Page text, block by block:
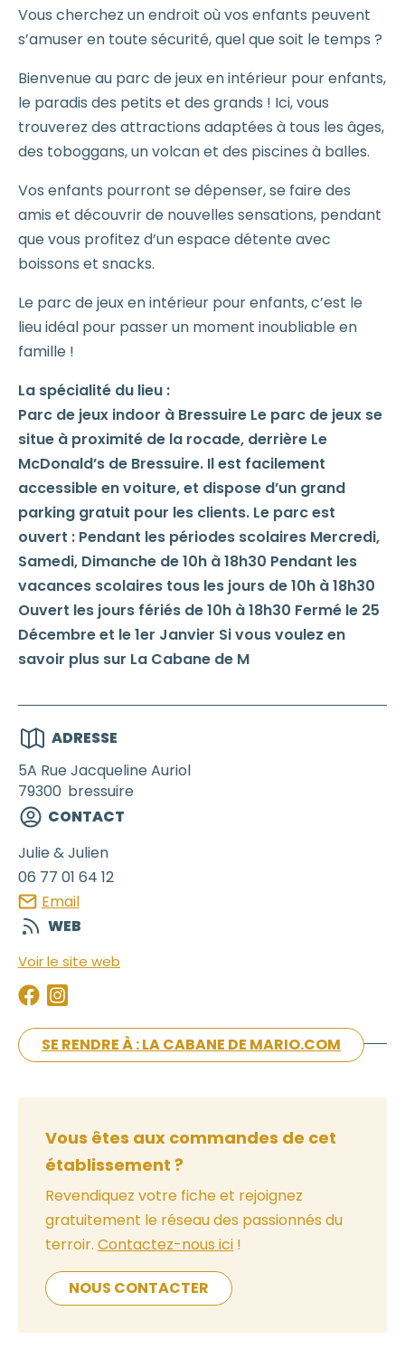
Vous cherchez un endroit où vos enfants peuvent
s’amuser en toute sécurité, quel que soit le temps ?
Bienvenue au parc de jeux en intérieur pour enfants,
le paradis des petits et des grands ! Ici, vous
trouverez des attractions adaptées à tous les âges,
des toboggans, un volcan et des piscines à balles.
Vos enfants pourront se dépenser, se faire des
amis et découvrir de nouvelles sensations, pendant
que vous profitez d’un espace détente avec
boissons et snacks.
Le parc de jeux en intérieur pour enfants, c’est le
lieu idéal pour passer un moment inoubliable en
famille !
La spécialité du lieu :
Parc de jeux indoor à Bressuire Le parc de jeux se
situe à proximité de la rocade, derrière Le
McDonald’s de Bressuire. Il est facilement
accessible en voiture, et dispose d’un grand
parking gratuit pour les clients. Le parc est
ouvert : Pendant les périodes scolaires Mercredi,
Samedi, Dimanche de 10h à 18h30 Pendant les
vacances scolaires tous les jours de 10h à 18h30
Ouvert les jours fériés de 10h à 18h30 Fermé le 25
Décembre et le 1er Janvier Si vous voulez en
savoir plus sur La Cabane de M
ADRESSE
5A Rue Jacqueline Auriol
79300 bressuire
CONTACT
Julie & Julien
06 77 01 64 12
Email
WEB
Voir le site web
SE RENDRE À : LA CABANE DE MARIO.COM
Vous êtes aux commandes de cet
établissement ?
Revendiquez votre fiche et rejoignez
gratuitement le réseau des passionnés du
terroir. Contactez-nous ici !
NOUS CONTACTER